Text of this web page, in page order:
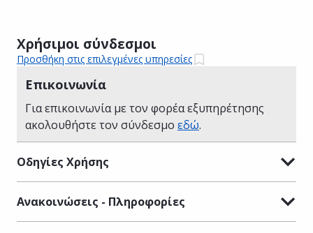
Χρήσιμοι σύνδεσμοι
Προσθήκη στις επιλεγμένες υπηρεσίες
Επικοινωνία
Για επικοινωνία με τον φορέα εξυπηρέτησης
ακολουθήστε τον σύνδεσμο εδώ.
Οδηγίες Χρήσης
Ανακοινώσεις - Πληροφορίες